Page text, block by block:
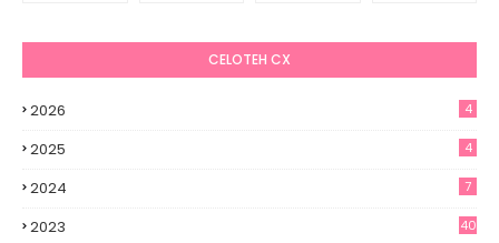
CELOTEH CX
2026 4
2025 4
2024 7
2023 40